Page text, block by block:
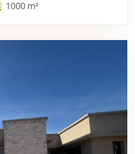
1000 m²